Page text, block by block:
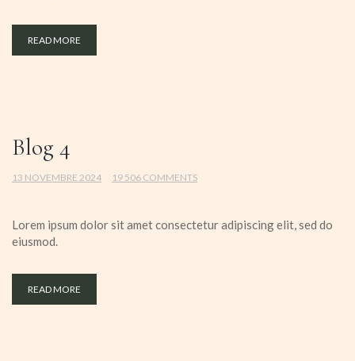
READ MORE
Blog 4
13 NOVEMBRE 2024 19 506 COMMENTS
Lorem ipsum dolor sit amet consectetur adipiscing elit, sed do
eiusmod.
READ MORE